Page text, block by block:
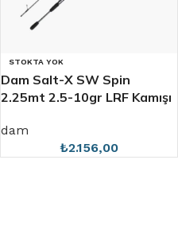
STOKTA YOK
Dam Salt-X SW Spin
2.25mt 2.5-10gr LRF Kamışı
dam
₺2.156,00